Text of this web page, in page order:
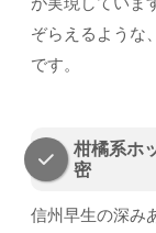
ぞらえるような
です。
柑橘系ホ
密
信州早生の深み